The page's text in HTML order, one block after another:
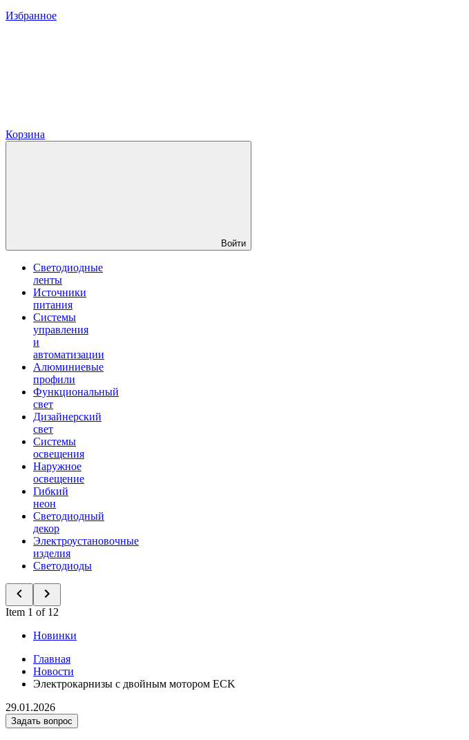
Избранное
Корзина
Войти
Светодиодные
ленты
Источники
питания
Системы
управления
и
автоматизации
Алюминиевые
профили
Функциональный
свет
Дизайнерский
свет
Системы
освещения
Наружное
освещение
Гибкий
неон
Светодиодный
декор
Электроустановочные
изделия
Светодиоды
Item 1 of 12
Новинки
Главная
Новости
Электрокарнизы с двойным мотором ECK
29.01.2026
Задать вопрос